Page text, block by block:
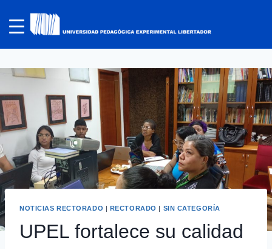
NOTICIAS RECTORADO | RECTORADO | SIN CATEGORÍA
UPEL fortalece su calidad